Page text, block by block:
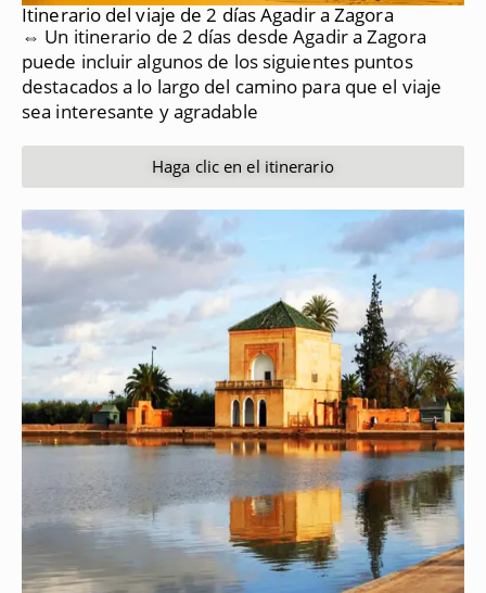
Itinerario del viaje de 2 días Agadir a Zagora
⇔ Un itinerario de 2 días desde Agadir a Zagora
puede incluir algunos de los siguientes puntos
destacados a lo largo del camino para que el viaje
sea interesante y agradable
Haga clic en el itinerario